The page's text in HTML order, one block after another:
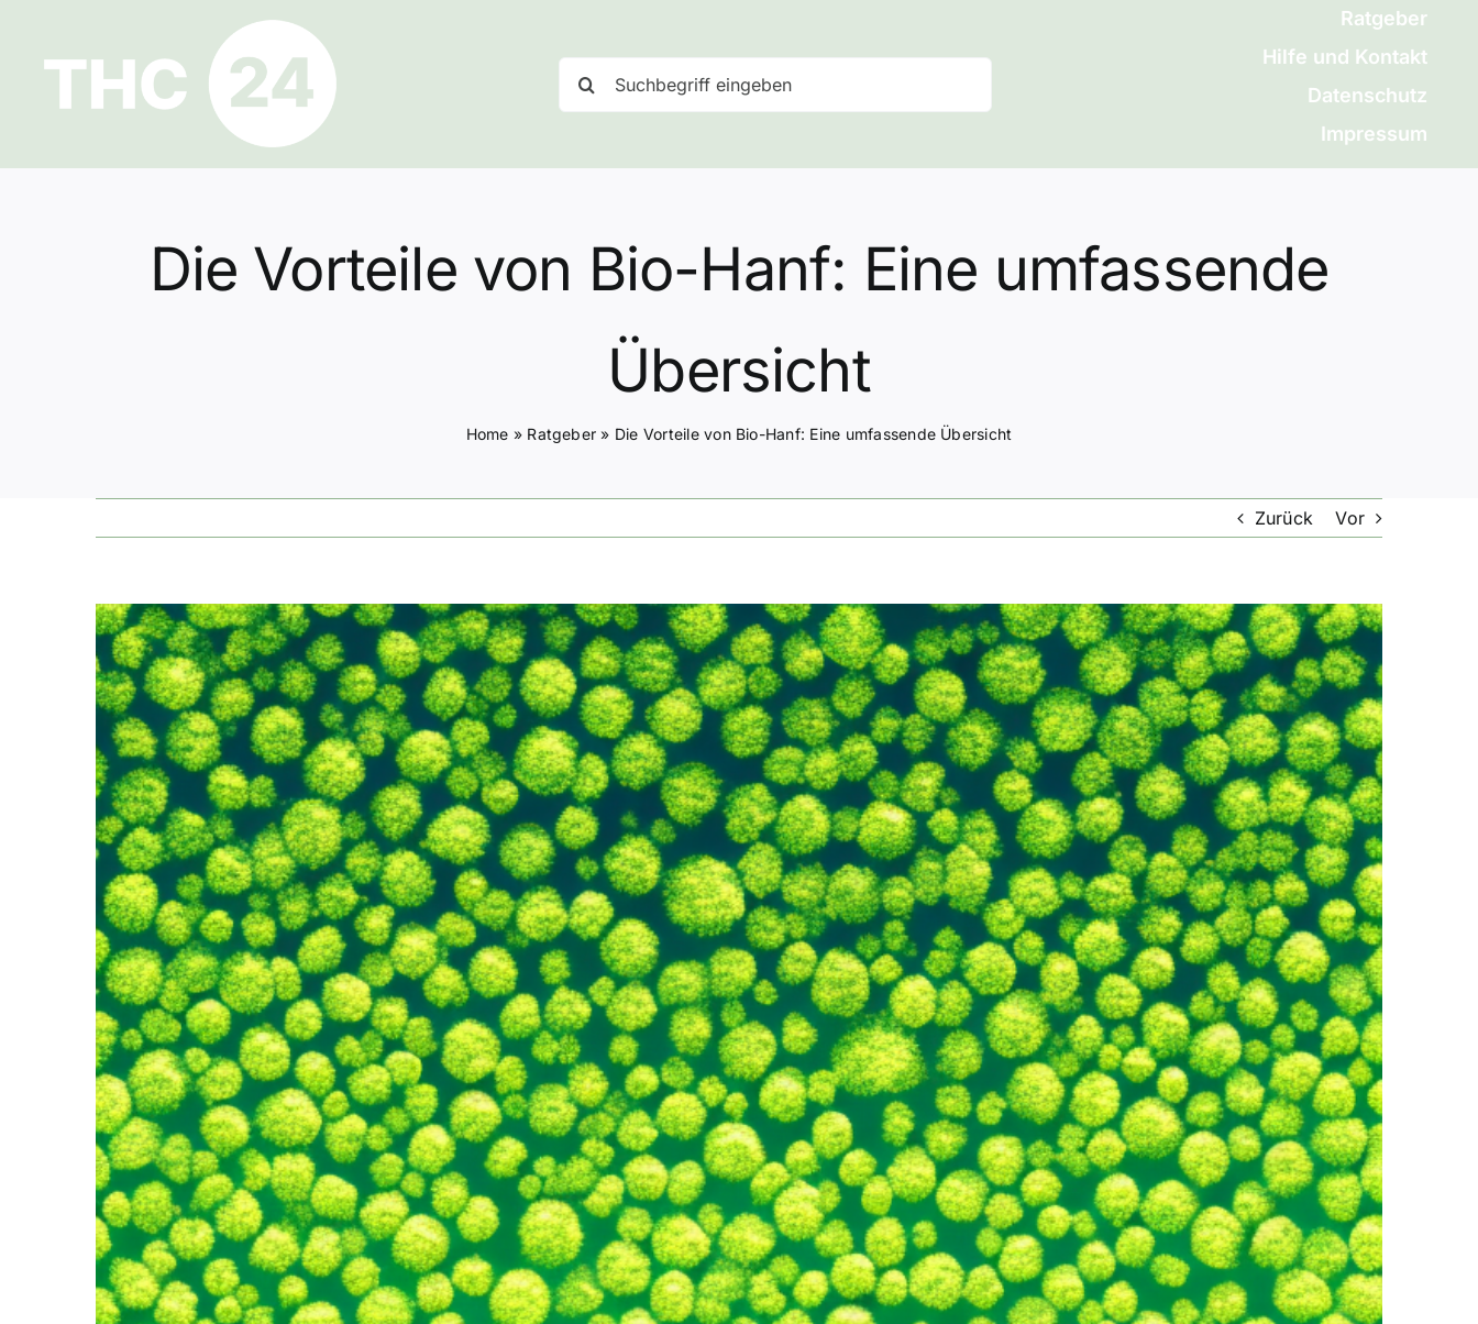
springen
nach:
Ratgeber
Hilfe und Kontakt
Datenschutz
Impressum
Die Vorteile von Bio-Hanf: Eine umfassende
Übersicht
Home » Ratgeber » Die Vorteile von Bio-Hanf: Eine umfassende Übersicht
Zurück Vor
Zeige
grösseres
Bild